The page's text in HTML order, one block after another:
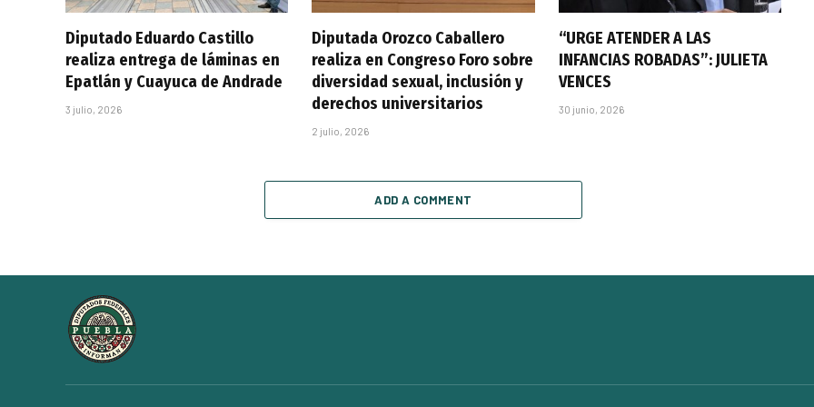
Diputado Eduardo Castillo
realiza entrega de láminas en
Epatlán y Cuayuca de Andrade
3 julio, 2026
Diputada Orozco Caballero
realiza en Congreso Foro sobre
diversidad sexual, inclusión y
derechos universitarios
2 julio, 2026
“URGE ATENDER A LAS
INFANCIAS ROBADAS”: JULIETA
VENCES
30 junio, 2026
ADD A COMMENT